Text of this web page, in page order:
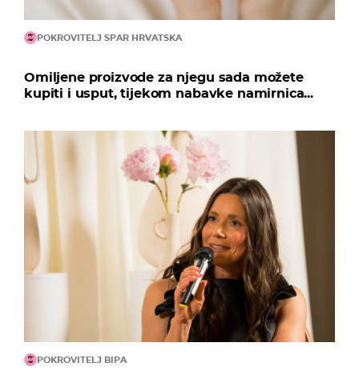
POKROVITELJ SPAR HRVATSKA
Omiljene proizvode za njegu sada možete
kupiti i usput, tijekom nabavke namirnica...
POKROVITELJ BIPA